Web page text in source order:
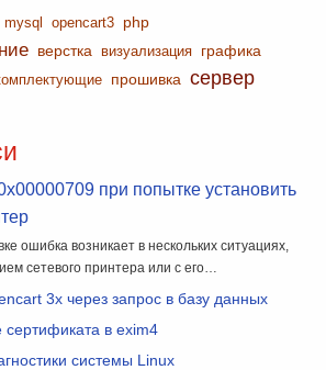
mysql opencart3 php
верстка визуализация графика
прошивка сервер
при попытке установить
ошибка возникает в нескольких ситуациях,
сетевого принтера или с его…
3x через запрос в базу данных
сертификата в exim4
системы Linux